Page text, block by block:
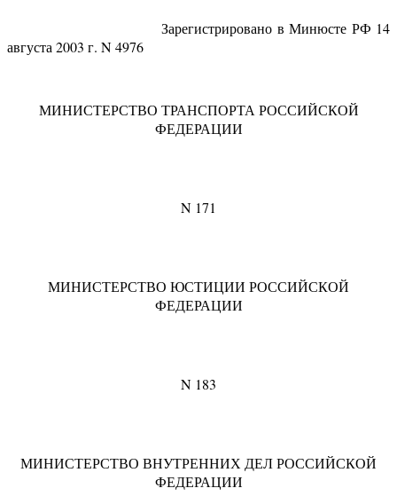
Зарегистрировано в Минюсте РФ 14
августа 2003 г. N 4976
МИНИСТЕРСТВО ТРАНСПОРТА РОССИЙСКОЙ
ФЕДЕРАЦИИ
N 171
МИНИСТЕРСТВО ЮСТИЦИИ РОССИЙСКОЙ
ФЕДЕРАЦИИ
N 183
МИНИСТЕРСТВО ВНУТРЕННИХ ДЕЛ РОССИЙСКОЙ
ФЕДЕРАЦИИ